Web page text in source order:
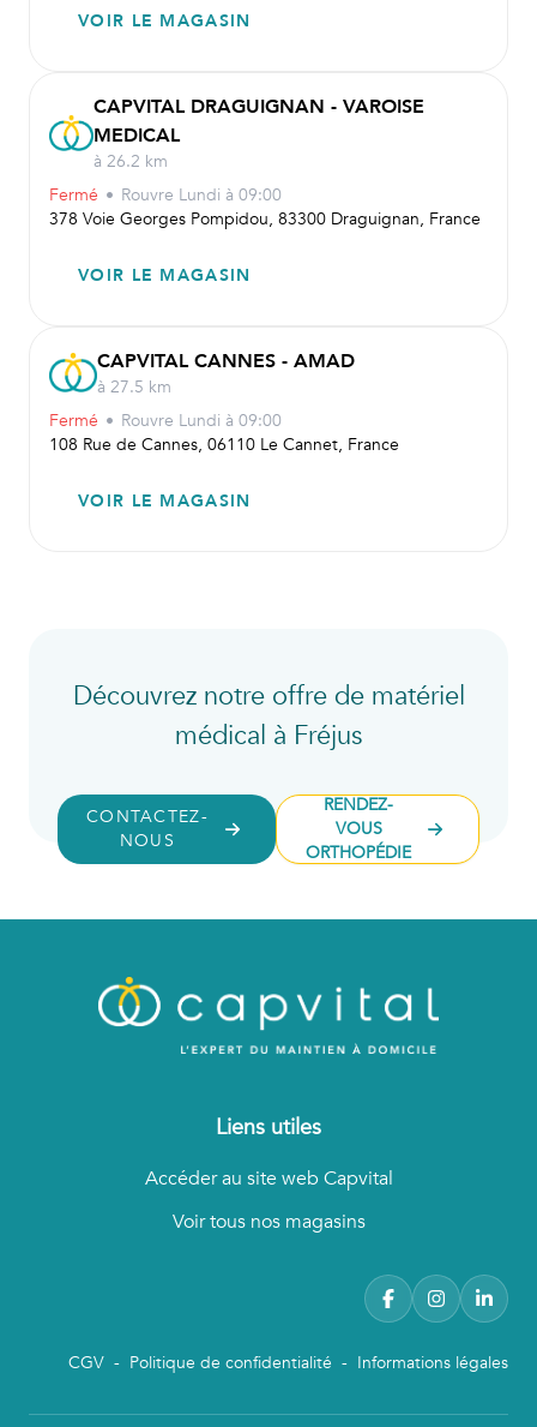
VOIR LE MAGASIN
CAPVITAL DRAGUIGNAN - VAROISE
MEDICAL
à 26.2 km
Fermé • Rouvre Lundi à 09:00
378 Voie Georges Pompidou, 83300 Draguignan, France
VOIR LE MAGASIN
CAPVITAL CANNES - AMAD
à 27.5 km
Fermé • Rouvre Lundi à 09:00
108 Rue de Cannes, 06110 Le Cannet, France
VOIR LE MAGASIN
Découvrez notre offre de matériel
médical à Fréjus
CONTACTEZ-
NOUS
RENDEZ-
VOUS
ORTHOPÉDIE
Liens utiles
Accéder au site web Capvital
Voir tous nos magasins
CGV - Politique de confidentialité - Informations légales